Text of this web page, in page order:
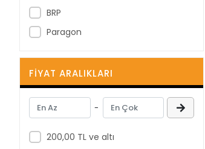
Tıbbi Atık Kovaları Ve Poşetleri
Entübasyon Tüpleri
BRP
Paragon
FIYAT ARALIKLARI
-
200,00 TL ve altı